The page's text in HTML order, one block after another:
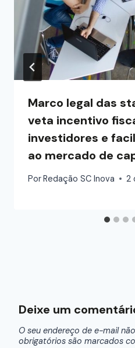
Marco legal das
veta incentivo
investidores e
ao mercado de
PorRedação SC Inova 2
Deixe um
O seu endereço de e-mail
obrigatórios são marcados